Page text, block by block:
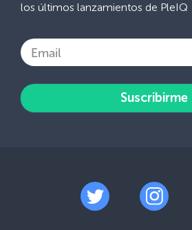
los últimos lanzamientos de PleIQ
Email
Suscribirme